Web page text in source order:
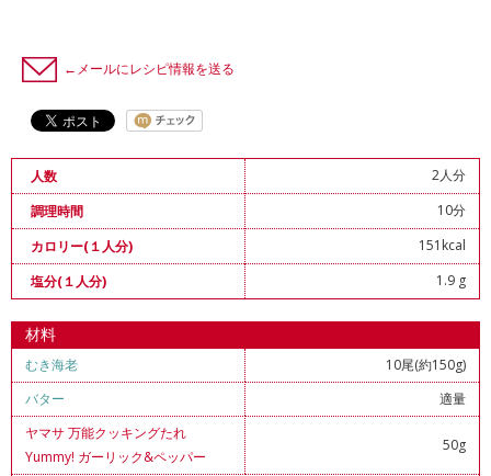
←メールにレシピ情報を送る
人数
2人分
調理時間
10分
カロリー(１人分)
151kcal
塩分(１人分)
1.9 g
材料
むき海老
10尾(約150g)
バター
適量
ヤマサ 万能クッキングたれ
Yummy! ガーリック&ペッパー
50g